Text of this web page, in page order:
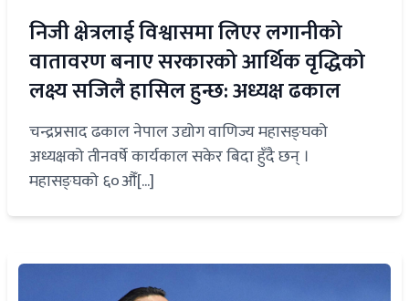
निजी क्षेत्रलाई विश्वासमा लिएर लगानीको
वातावरण बनाए सरकारको आर्थिक वृद्धिको
लक्ष्य सजिलै हासिल हुन्छ: अध्यक्ष ढकाल
चन्द्रप्रसाद ढकाल नेपाल उद्योग वाणिज्य महासङ्घको
अध्यक्षको तीनवर्षे कार्यकाल सकेर बिदा हुँदै छन् ।
महासङ्घको ६०औँ[...]